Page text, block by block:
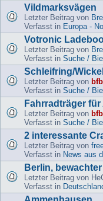
Vildmarksvägen
Letzter Beitrag von
Verfasst in Europa -
Votronic
Letzter Beitrag von
Verfasst in Suche /
Schleifring/
Letzter Beitrag von bfb
Verfasst in Suche /
Fahrradträger
Letzter Beitrag von bfb
Verfasst in Suche /
2 interessante
Letzter Beitrag von
Verfasst in News aus
Berlin,
Letzter Beitrag von
Verfasst in